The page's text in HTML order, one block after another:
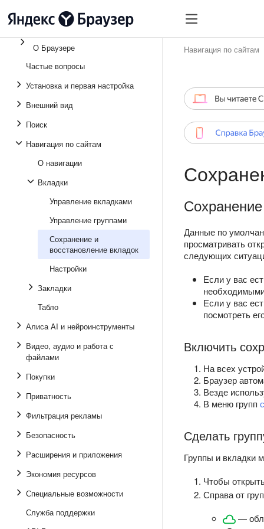
О Браузере
Частые вопросы
Установка и первая настройка
Внешний вид
Поиск
Навигация по сайтам
О навигации
Вкладки
Управление вкладками
Управление группами
Сохранение и
восстановление вкладок
Настройки
Закладки
Табло
Алиса AI и нейроинструменты
Видео, аудио и работа с
файлами
Покупки
Приватность
Фильтрация рекламы
Безопасность
Расширения и приложения
Экономия ресурсов
Специальные возможности
Служба поддержки
Навигация по сайтам
Данные по
просматривать
следующих
Если у вас
Если у вас
посмотреть
Включить
На всех
Браузер
Везде
В меню групп
Сделать
Группы и вкладки
Чтобы
Справа от
—